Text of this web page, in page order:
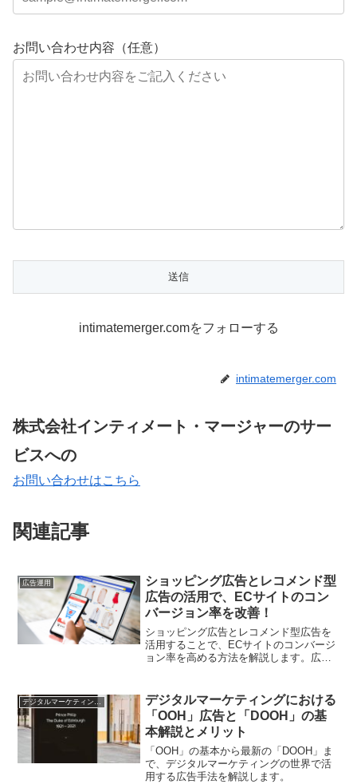
お問い合わせ内容（任意）
intimatemerger.comをフォローする
intimatemerger.com
株式会社インティメート・マージャーのサー
ビスへの
お問い合わせはこちら
関連記事
広告運用
ショッピング広告とレコメンド型
広告の活用で、ECサイトのコン
バージョン率を改善！
ショッピング広告とレコメンド型広告を
活用することで、ECサイトのコンバージ
ョン率を高める方法を解説します。広告
デジタルマーケティング基礎
デジタルマーケティングにおける
「OOH」広告と「DOOH」の基
本解説とメリット
「OOH」の基本から最新の「DOOH」ま
で、デジタルマーケティングの世界で活
用する広告手法を解説します。